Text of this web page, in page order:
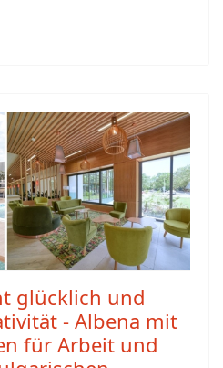
glücklich und
- Albena mit
für Arbeit und